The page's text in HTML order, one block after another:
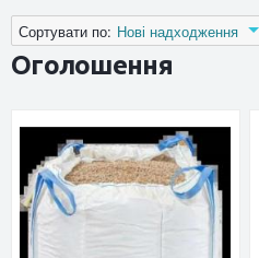
Сортувати по: Нові надходження
Оголошення